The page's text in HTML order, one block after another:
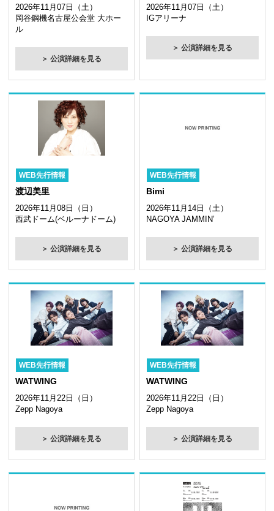
2026年11月07日（土）
岡谷鋼機名古屋公会堂 大ホー
ル
＞ 公演詳細を見る
2026年11月07日（土）
IGアリーナ
＞ 公演詳細を見る
WEB先行情報
渡辺美里
2026年11月08日（日）
西武ドーム(ベルーナドーム)
＞ 公演詳細を見る
WEB先行情報
Bimi
2026年11月14日（土）
NAGOYA JAMMIN’
＞ 公演詳細を見る
WEB先行情報
WATWING
2026年11月22日（日）
Zepp Nagoya
＞ 公演詳細を見る
WEB先行情報
WATWING
2026年11月22日（日）
Zepp Nagoya
＞ 公演詳細を見る